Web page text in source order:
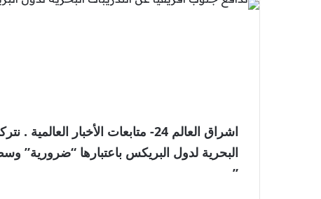
اشراق العالم 24- متابعات الأخبار
البحرية لدول البريكس باعتبارها “ضرورية”
”